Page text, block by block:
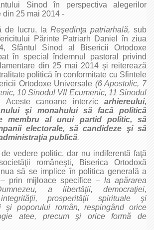
Sinod în perspectiva alegerilor
din 25 mai 2014 -
de lucru, la Reşedinţa patriarhală, sub
Părinte Patriarh Daniel în ziua
Sfântul Sinod al Bisericii Ortodoxe
în special îndemnul pastoral privind
din 25 mai 2014 şi reiterează
politică în conformitate cu Sfintele
Ortodoxe Universale (6 Apostolic, 7
10 Sinodul VII Ecumenic, 11 Sinodul
Aceste canoane interzicarhiereului,
şi monahului să facă politică
membru al unui partid politic, să
electorale, să candideze şi să
publică.
vedere politic, dar nu indiferentă faţă
româneşti, Biserica Ortodoxă
să se implice în politica generală a
prin mijloace specifice – la apărarea
a libertăţii, democraţiei,
prosperităţii spirituale şi
şi poporului român, respingând orice
atee, precum şi orice formă de